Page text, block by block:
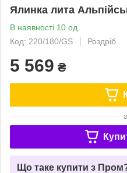
Ялинка лита
В наявності 10 од.
Код: 220/180/GS
Роздріб
5 569 ₴
Що таке купити з